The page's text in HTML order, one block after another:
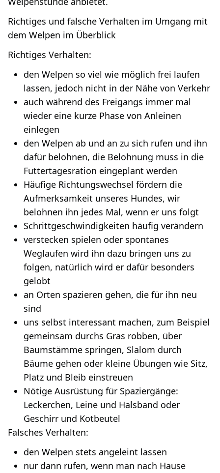
Richtiges und falsche Verhalten im Umgang mit
dem Welpen im Überblick
Richtiges Verhalten:
den Welpen so viel wie möglich frei laufen
lassen, jedoch nicht in der Nähe von Verkehr
auch während des Freigangs immer mal
wieder eine kurze Phase von Anleinen
einlegen
den Welpen ab und an zu sich rufen und ihn
dafür belohnen, die Belohnung muss in die
Futtertagesration eingeplant werden
Häufige Richtungswechsel fördern die
Aufmerksamkeit unseres Hundes, wir
belohnen ihn jedes Mal, wenn er uns folgt
Schrittgeschwindigkeiten häufig verändern
verstecken spielen oder spontanes
Weglaufen wird ihn dazu bringen uns zu
folgen, natürlich wird er dafür besonders
gelobt
an Orten spazieren gehen, die für ihn neu
sind
uns selbst interessant machen, zum Beispiel
gemeinsam durchs Gras robben, über
Baumstämme springen, Slalom durch
Bäume gehen oder kleine Übungen wie Sitz,
Platz und Bleib einstreuen
Nötige Ausrüstung für Spaziergänge:
Leckerchen, Leine und Halsband oder
Geschirr und Kotbeutel
Falsches Verhalten:
den Welpen stets angeleint lassen
nur dann rufen, wenn man nach Hause